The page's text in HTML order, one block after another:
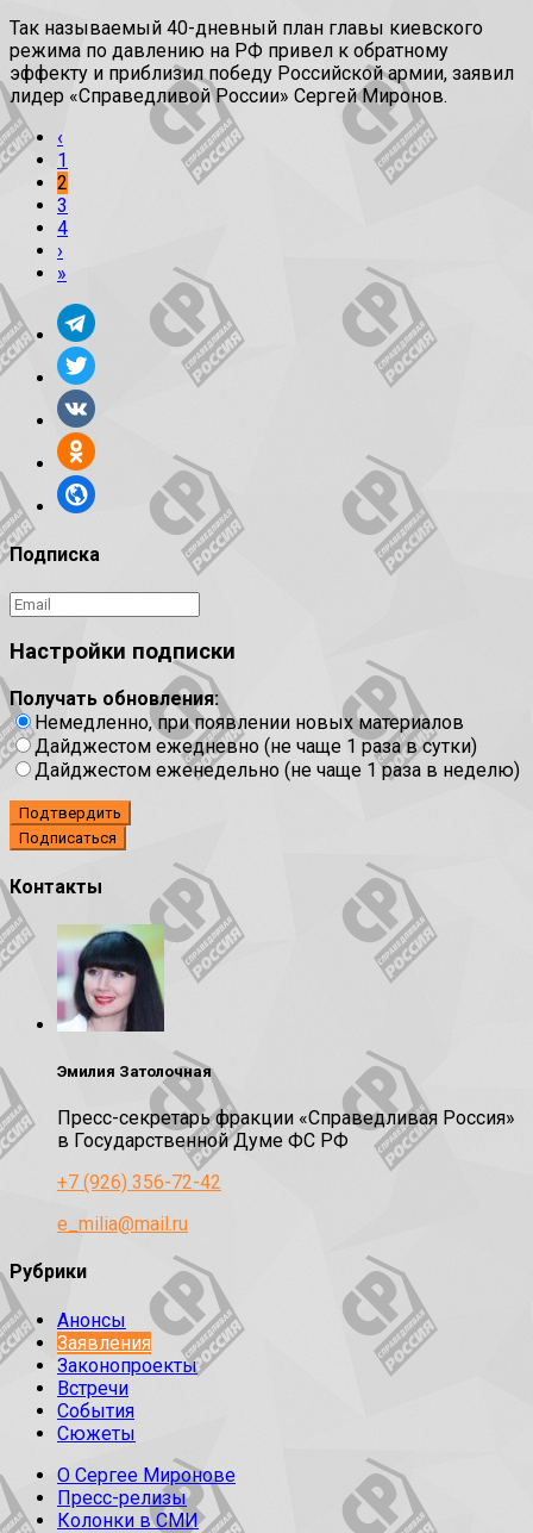
Так называемый 40-дневный план главы киевского
режима по давлению на РФ привел к обратному
эффекту и приблизил победу Российской армии, заявил
лидер «Справедливой России» Сергей Миронов.
‹
1
2
3
4
›
»
Подписка
Настройки подписки
Получать обновления:
Немедленно, при появлении новых материалов
Дайджестом ежедневно (не чаще 1 раза в сутки)
Дайджестом еженедельно (не чаще 1 раза в неделю)
Подтвердить
Контакты
Эмилия Затолочная
Пресс-секретарь фракции «Справедливая Россия»
в Государственной Думе ФС РФ
+7 (926) 356-72-42
e_milia@mail.ru
Рубрики
Анонсы
Заявления
Законопроекты
Встречи
События
Сюжеты
О Сергее Миронове
Пресс-релизы
Колонки в СМИ